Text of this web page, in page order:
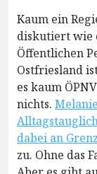
Kaum ein
diskutiert wie
Öffentlichen
Ostfriesland
es kaum
nichts.
dabei an
zu. Ohne das